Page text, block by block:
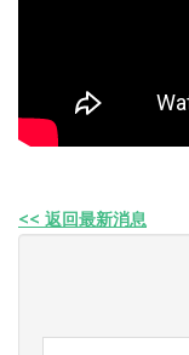
<< 返回最新消息